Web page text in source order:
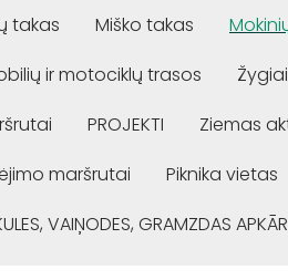
takas Miško takas
ir motociklų trasos Žygiai
PROJEKTI Ziemas
maršrutai Piknika vietas
VAIŅODES, GRAMZDAS